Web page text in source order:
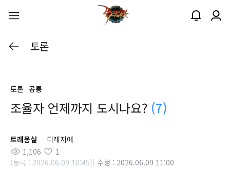
토론
토론 공통
조율자 언제까지 도시나요? (7)
트래몽실
디레지에
1,106
1
(등록 : 2026.06.09 10:45)) 수정 : 2026.06.09 11:00